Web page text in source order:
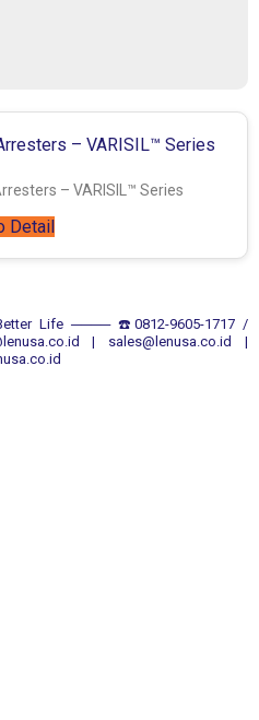
– VARISIL™ Series
Detail
Life ────☎️0812-9605-1717 /
| sales@lenusa.co.id |